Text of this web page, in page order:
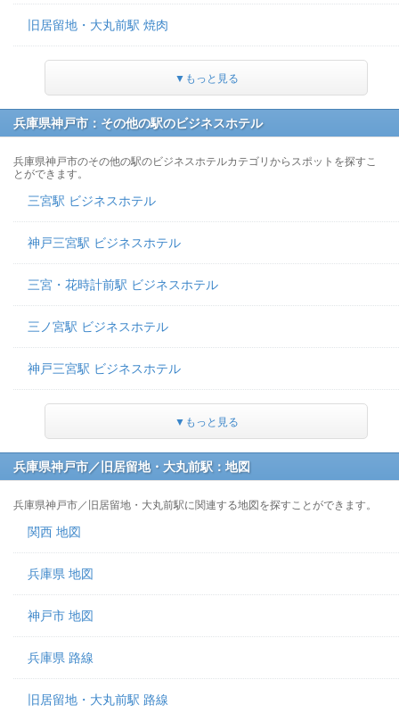
旧居留地・大丸前駅 焼肉
▼もっと見る
兵庫県神戸市：その他の駅のビジネスホテル
兵庫県神戸市のその他の駅のビジネスホテルカテゴリからスポットを探すこ
とができます。
三宮駅 ビジネスホテル
神戸三宮駅 ビジネスホテル
三宮・花時計前駅 ビジネスホテル
三ノ宮駅 ビジネスホテル
神戸三宮駅 ビジネスホテル
▼もっと見る
兵庫県神戸市／旧居留地・大丸前駅：地図
兵庫県神戸市／旧居留地・大丸前駅に関連する地図を探すことができます。
関西 地図
兵庫県 地図
神戸市 地図
兵庫県 路線
旧居留地・大丸前駅 路線